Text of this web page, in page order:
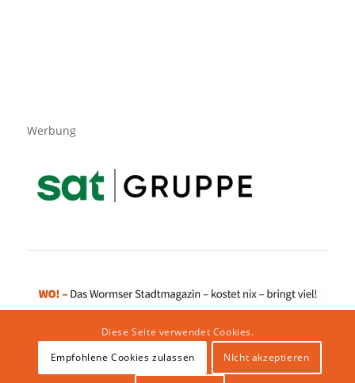
Werbung
Impressum|Datenschutzerklärung|Website von klicklabor.de |
Diese Seite verwendet Cookies.
Empfohlene Cookies zulassen
NIcht akzeptieren